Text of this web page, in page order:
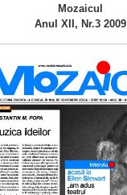
Mozaicul
Anul XII, Nr.3 2009